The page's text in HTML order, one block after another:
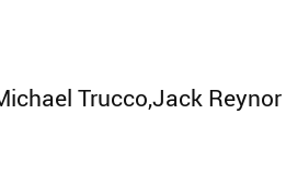
Trucco,Jack Reynor